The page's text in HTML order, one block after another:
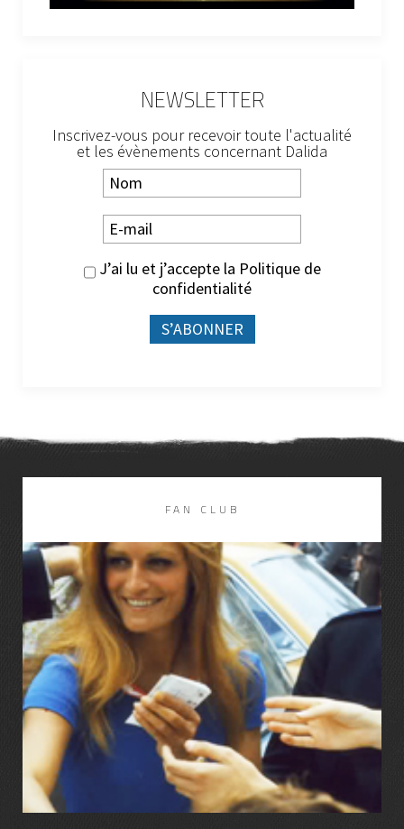
NEWSLETTER
Inscrivez-vous pour recevoir toute l'actualité
et les évènements concernant Dalida
J’ai lu et j’accepte la Politique de
confidentialité
DISCOGRAPHIE
LIRE LA SUITE